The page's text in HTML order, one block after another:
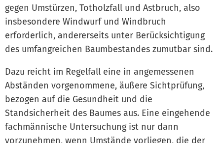
gegen Umstürzen, Totholzfall und Astbruch, also
insbesondere Windwurf und Windbruch
erforderlich, andererseits unter Berücksichtigung
des umfangreichen Baumbestandes zumutbar sind.
Dazu reicht im Regelfall eine in angemessenen
Abständen vorgenommene, äußere Sichtprüfung,
bezogen auf die Gesundheit und die
Standsicherheit des Baumes aus. Eine eingehende
fachmännische Untersuchung ist nur dann
vorzunehmen, wenn Umstände vorliegen, die der